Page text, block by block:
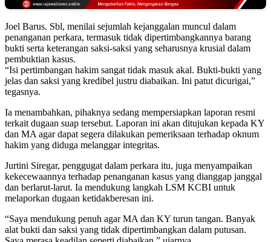
Joel Barus. Sbl, menilai sejumlah kejanggalan muncul dalam
penanganan perkara, termasuk tidak dipertimbangkannya barang
bukti serta keterangan saksi-saksi yang seharusnya krusial dalam
pembuktian kasus.
“Isi pertimbangan hakim sangat tidak masuk akal. Bukti-bukti yang
jelas dan saksi yang kredibel justru diabaikan. Ini patut dicurigai,”
tegasnya.
Ia menambahkan, pihaknya sedang mempersiapkan laporan resmi
terkait dugaan suap tersebut. Laporan ini akan ditujukan kepada KY
dan MA agar dapat segera dilakukan pemeriksaan terhadap oknum
hakim yang diduga melanggar integritas.
Jurtini Siregar, penggugat dalam perkara itu, juga menyampaikan
kekecewaannya terhadap penanganan kasus yang dianggap janggal
dan berlarut-larut. Ia mendukung langkah LSM KCBI untuk
melaporkan dugaan ketidakberesan ini.
“Saya mendukung penuh agar MA dan KY turun tangan. Banyak
alat bukti dan saksi yang tidak dipertimbangkan dalam putusan.